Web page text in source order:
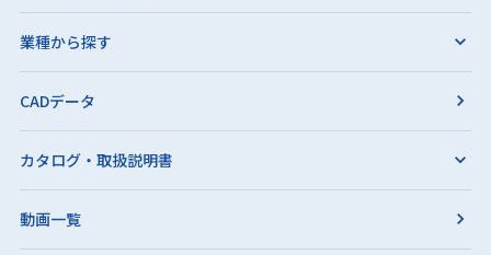
業種から探す
CADデータ
カタログ・取扱説明書
動画一覧